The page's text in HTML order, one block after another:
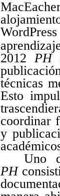
2012PH
técnicas
Esto
coordinar
y
Uno
PH